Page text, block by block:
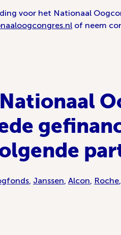
voor het Nationaal
of neem
, Janssen, Alcon, Roche,